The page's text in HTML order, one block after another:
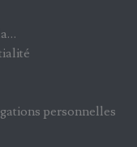
personnelles